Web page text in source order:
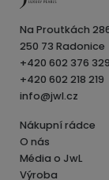
Na Proutkách
250 73 Radonice
+420 602 376 329
+420 602 218 219
info@jwl.cz
Nákupní rádce
O nás
Média o JwL
Výroba